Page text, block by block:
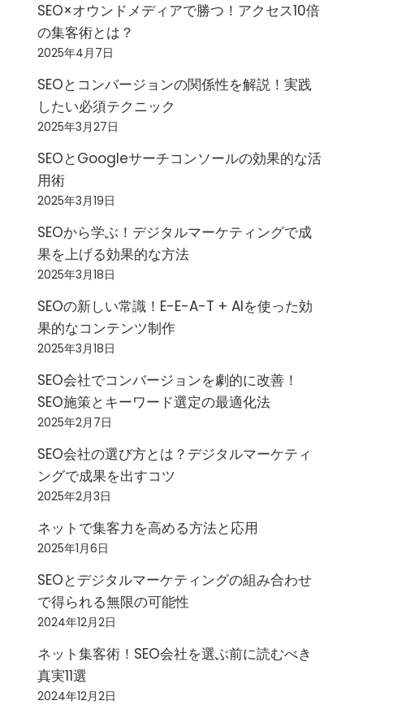
SEO×オウンドメディアで勝つ！アクセス10倍
の集客術とは？
2025年4月7日
SEOとコンバージョンの関係性を解説！実践
したい必須テクニック
2025年3月27日
SEOとGoogleサーチコンソールの効果的な活
用術
2025年3月19日
SEOから学ぶ！デジタルマーケティングで成
果を上げる効果的な方法
2025年3月18日
SEOの新しい常識！E-E-A-T + AIを使った効
果的なコンテンツ制作
2025年3月18日
SEO会社でコンバージョンを劇的に改善！
SEO施策とキーワード選定の最適化法
2025年2月7日
SEO会社の選び方とは？デジタルマーケティ
ングで成果を出すコツ
2025年2月3日
ネットで集客力を高める方法と応用
2025年1月6日
SEOとデジタルマーケティングの組み合わせ
で得られる無限の可能性
2024年12月2日
ネット集客術！SEO会社を選ぶ前に読むべき
真実11選
2024年12月2日